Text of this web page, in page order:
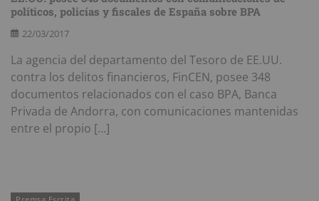
políticos, policías y fiscales de España sobre BPA
22/03/2017
La agencia del departamento del Tesoro de EE.UU.
contra los delitos financieros, FinCEN, posee 348
documentos relacionados con el caso BPA, Banca
Privada de Andorra, con comunicaciones mantenidas
entre el propio […]